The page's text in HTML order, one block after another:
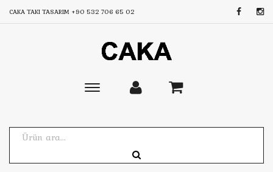
CAKA TAKI TASARIM +90 532 706 65 02
Toggle